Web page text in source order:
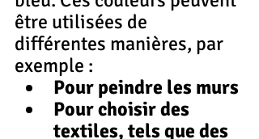
être utilisées de
différentes manières, par
exemple :
Pour peindre les murs
Pour choisir des
textiles, tels que des